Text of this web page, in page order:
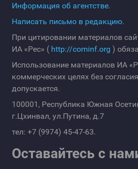
Информация об агентстве.
Написать письмо в редакцию.
При цитировании материалов
ИА «Рес» ( http://cominf.org )
Использование материалов ИА
коммерческих целях без
допускается.
100001, Республика Южная
г.Цхинвал, ул.Путина, д.7
тел: +7 (9974) 45-47-63.
Оставайтесь с